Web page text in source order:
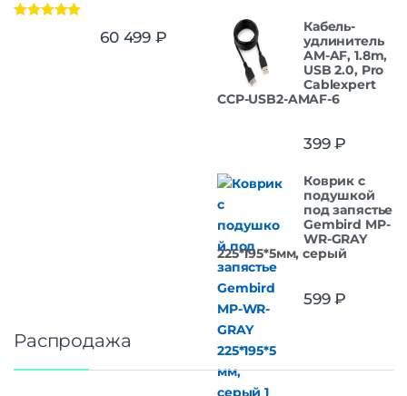
60 499 ₽
Кабель-
удлинитель
AM-AF, 1.8m,
USB 2.0, Pro
Cablexpert
CCP-USB2-AMAF-6
399₽
Коврик с
подушкой
под запястье
Gembird MP-
WR-GRAY
225*195*5мм, серый
599₽
Распродажа